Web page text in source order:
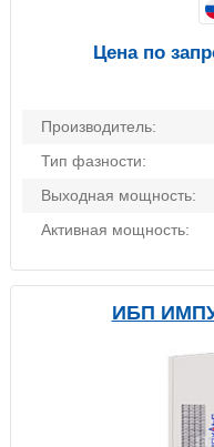
Производитель:
Тип фазности:
Выходная мощность:
Активная мощность:
Цена по
ИБП